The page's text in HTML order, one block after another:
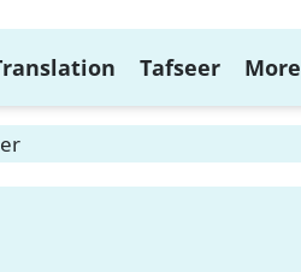
Tafseer More